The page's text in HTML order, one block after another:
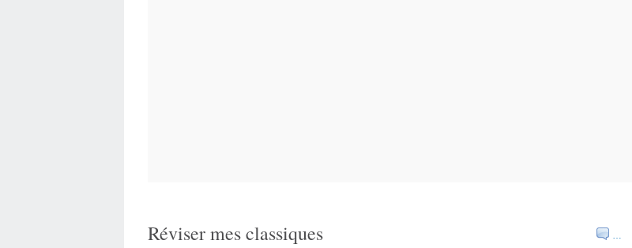
…
Réviser mes classiques